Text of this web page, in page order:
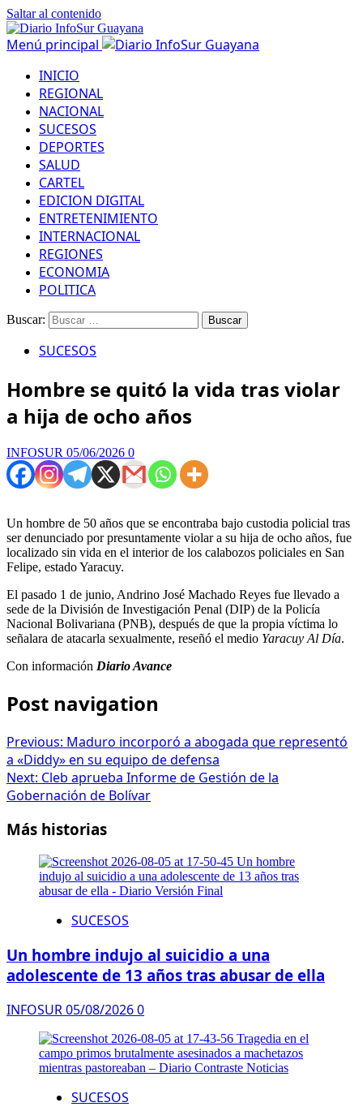
Saltar al contenido
Menú principal
INICIO
REGIONAL
NACIONAL
SUCESOS
DEPORTES
SALUD
CARTEL
EDICION DIGITAL
ENTRETENIMIENTO
INTERNACIONAL
REGIONES
ECONOMIA
POLITICA
Buscar:
SUCESOS
Hombre se quitó la vida tras violar
a hija de ocho años
INFOSUR 05/06/2026 0
Un hombre de 50 años que se encontraba bajo custodia policial tras
ser denunciado por presuntamente violar a su hija de ocho años, fue
localizado sin vida en el interior de los calabozos policiales en San
Felipe, estado Yaracuy.
El pasado 1 de junio, Andrino José Machado Reyes fue llevado a
sede de la División de Investigación Penal (DIP) de la Policía
Nacional Bolivariana (PNB), después de que la propia víctima lo
señalara de atacarla sexualmente, reseñó el medio Yaracuy Al Día.
Con información Diario Avance
Post navigation
Previous: Maduro incorporó a abogada que representó
a «Diddy» en su equipo de defensa
Next: Cleb aprueba Informe de Gestión de la
Gobernación de Bolívar
Más historias
SUCESOS
Un hombre indujo al suicidio a una
adolescente de 13 años tras abusar de ella
INFOSUR05/08/20260
SUCESOS